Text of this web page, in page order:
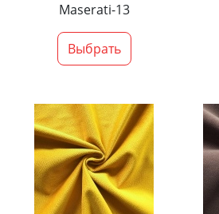
Maserati-13
Выбрать